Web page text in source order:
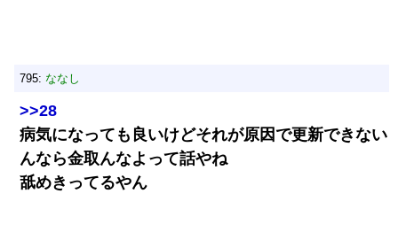
795: ななし
>>28
病気になっても良いけどそれが原因で更新できない
んなら金取んなよって話やね
舐めきってるやん